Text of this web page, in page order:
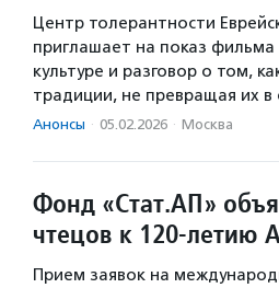
Центр толерантности
приглашает на показ
культуре и разговор о том,
традиции, не превращая их в
Анонсы · 05.02.2026 · Москва
Фонд «Стат.АП»
чтецов к 120-летию
Прием заявок на